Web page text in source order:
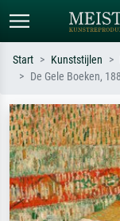
Zoek op kunstenaar,
Monet, Sterrennacht,
Hokusai-golf,
Start Kunststijlen
De Gele Boeken,